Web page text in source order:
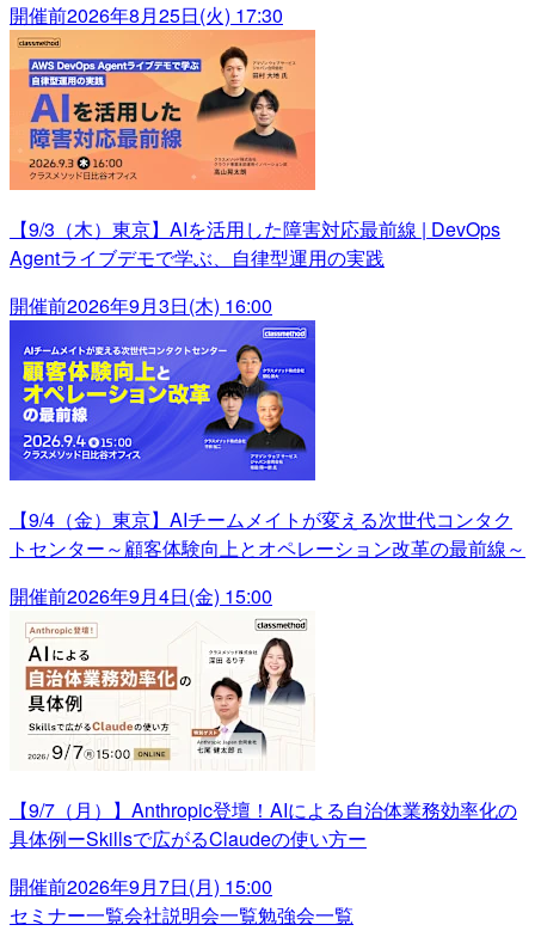
開催前2026年8月25日(火) 17:30
【9/3（木）東京】AIを活用した障害対応最前線 | DevOps
Agentライブデモで学ぶ、自律型運用の実践
開催前2026年9月3日(木) 16:00
【9/4（金）東京】AIチームメイトが変える次世代コンタク
トセンター～顧客体験向上とオペレーション改革の最前線～
開催前2026年9月4日(金) 15:00
【9/7（月）】Anthropic登壇！AIによる自治体業務効率化の
具体例ーSkillsで広がるClaudeの使い方ー
開催前2026年9月7日(月) 15:00
セミナー一覧会社説明会一覧勉強会一覧